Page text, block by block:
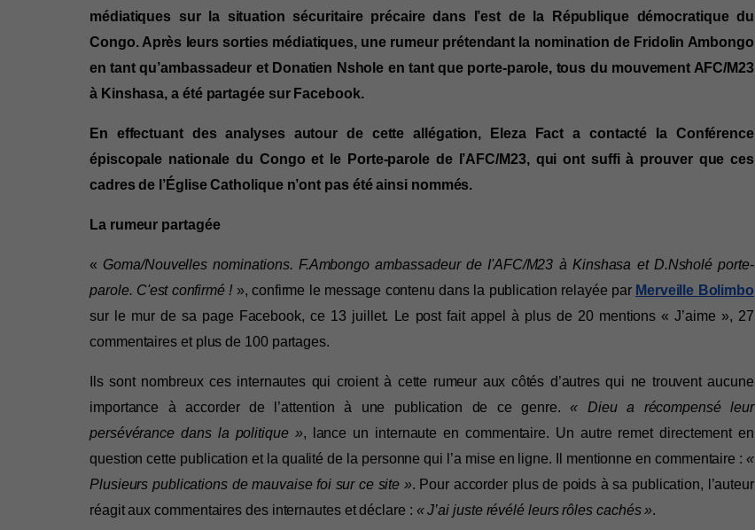
médiatiques sur la situation sécuritaire précaire dans l’est de la République démocratique du
Congo. Après leurs sorties médiatiques, une rumeur prétendant la nomination de Fridolin Ambongo
en tant qu’ambassadeur et Donatien Nshole en tant que porte-parole, tous du mouvement AFC/M23
à Kinshasa, a été partagée sur Facebook.
En effectuant des analyses autour de cette allégation, Eleza Fact a contacté la Conférence
épiscopale nationale du Congo et le Porte-parole de l’AFC/M23, qui ont suffi à prouver que ces
cadres de l’Église Catholique n’ont pas été ainsi nommés.
La rumeur partagée
« Goma/Nouvelles nominations. F.Ambongo ambassadeur de I'AFC/M23 à Kinshasa et D.Nsholé porte-
parole. C'est confirmé ! », confirme le message contenu dans la publication relayée par Merveille Bolimbo
sur le mur de sa page Facebook, ce 13 juillet. Le post fait appel à plus de 20 mentions « J’aime », 27
commentaires et plus de 100 partages.
Ils sont nombreux ces internautes qui croient à cette rumeur aux côtés d’autres qui ne trouvent aucune
importance à accorder de l’attention à une publication de ce genre. « Dieu a récompensé leur
persévérance dans la politique », lance un internaute en commentaire. Un autre remet directement en
question cette publication et la qualité de la personne qui l’a mise en ligne. Il mentionne en commentaire : «
Plusieurs publications de mauvaise foi sur ce site ». Pour accorder plus de poids à sa publication, l’auteur
réagit aux commentaires des internautes et déclare : « J’ai juste révélé leurs rôles cachés ».